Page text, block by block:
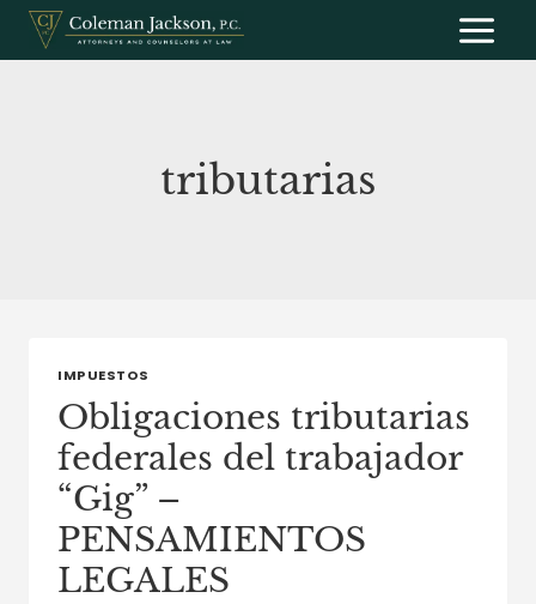
Saltar
contenido
tributarias
IMPUESTOS
Obligaciones tributarias
federales del trabajador
“Gig” –
PENSAMIENTOS
LEGALES